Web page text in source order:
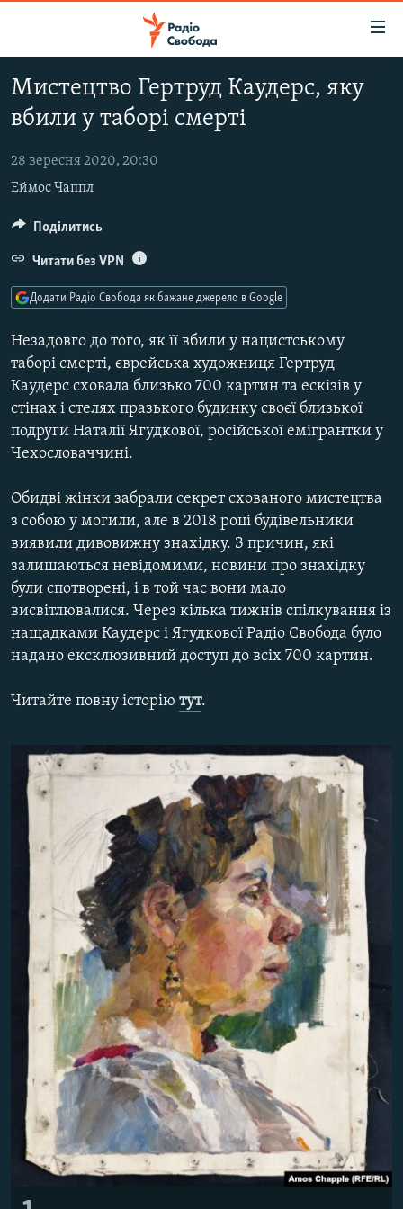
до
основного
Перейти
до
навігації
Перейти
пошуку
РАДІО СВОБОДА – 70 РОКІВ
ВСЕ ЗА ДОБУ
СТАТТІ
ПОЛІТИКА
ЕКОНОМІКА
СУСПІЛЬСТВО
КУЛЬТУРА
УКРАЇНА
СВІТ
ВІЙНА
РОСІЙСЬКА «ФІЛЬТРАЦІЯ»
ДОНБАС.РЕАЛІЇ
КРИМ.РЕАЛІЇ
СХЕМИ
КИТАЙ.ВИКЛИКИ
ФОТО
ПОДКАСТИ
КРИМ РЕАЛІЇ
РУС
УКР
КТАТ
ДОЛУЧАЙСЯ!
Усі сайти RFE/RL
Мистецтво Гертруд Каудерс, яку
вбили у таборі смерті
28 вересня 2020, 20:30
Еймос Чаппл
Незадовго до того, як її вбили у нацистському
таборі смерті, єврейська художниця Гертруд
Каудерс сховала близько 700 картин та ескізів у
стінах і стелях празького будинку своєї близької
подруги Наталії Ягудкової, російської емігрантки у
Чехословаччині.
Обидві жінки забрали секрет схованого мистецтва
з собою у могили, але в 2018 році будівельники
виявили дивовижну знахідку. З причин, які
залишаються невідомими, новини про знахідку
були спотворені, і в той час вони мало
висвітлювалися. Через кілька тижнів спілкування із
нащадками Каудерс і Ягудкової Радіо Свобода було
надано ексклюзивний доступ до всіх 700 картин.
Читайте повну історію тут.
Поділитись
Читати без VPN
Додати Радіо Свобода як бажане джерело в Google